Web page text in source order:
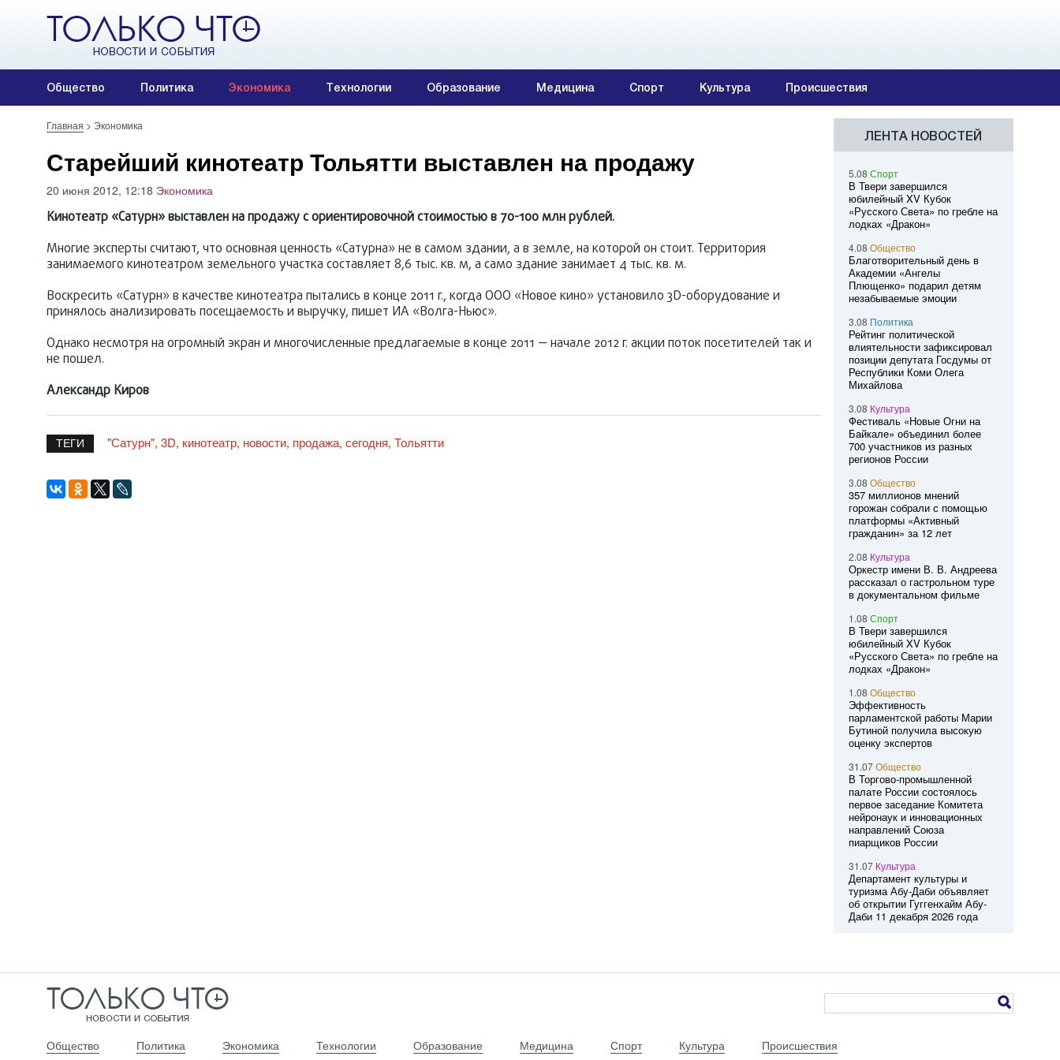
Общество Политика Экономика Технологии Образование Медицина Спорт Культура Происшествия
Главная > Экономика
Старейший кинотеатр Тольятти выставлен на продажу
20 июня 2012, 12:18 Экономика
Кинотеатр «Сатурн» выставлен на продажу с ориентировочной стоимостью в 70-100 млн рублей.
Многие эксперты считают, что основная ценность «Сатурна» не в самом здании, а в земле, на которой он стоит. Территория
занимаемого кинотеатром земельного участка составляет 8,6 тыс. кв. м, а само здание занимает 4 тыс. кв. м.
Воскресить «Сатурн» в качестве кинотеатра пытались в конце 2011 г., когда ООО «Новое кино» установило 3D-оборудование и
принялось анализировать посещаемость и выручку, пишет ИА «Волга-Ньюс».
Однако несмотря на огромный экран и многочисленные предлагаемые в конце 2011 — начале 2012 г. акции поток посетителей так и
не пошел.
Александр Киров
ТЕГИ "Сатурн", 3D, кинотеатр, новости, продажа, сегодня, Тольятти
ЛЕНТА НОВОСТЕЙ
5.08 Спорт
В Твери завершился
юбилейный XV Кубок
«Русского Света» по гребле на
лодках «Дракон»
4.08 Общество
Благотворительный день в
Академии «Ангелы
Плющенко» подарил детям
незабываемые эмоции
3.08 Политика
Рейтинг политической
влиятельности зафиксировал
позиции депутата Госдумы от
Республики Коми Олега
Михайлова
3.08 Культура
Фестиваль «Новые Огни на
Байкале» объединил более
700 участников из разных
регионов России
3.08 Общество
357 миллионов мнений
горожан собрали с помощью
платформы «Активный
гражданин» за 12 лет
2.08 Культура
Оркестр имени В. В. Андреева
рассказал о гастрольном туре
в документальном фильме
1.08 Спорт
В Твери завершился
юбилейный XV Кубок
«Русского Света» по гребле на
лодках «Дракон»
1.08 Общество
Эффективность
парламентской работы Марии
Бутиной получила высокую
оценку экспертов
31.07Общество
В Торгово-промышленной
палате России состоялось
первое заседание Комитета
нейронаук и инновационных
направлений Союза
пиарщиков России
31.07 Культура
Департамент культуры и
туризма Абу-Даби объявляет
об открытии Гуггенхайм Абу-
Даби 11 декабря 2026 года
Общество Политика Экономика Технологии Образование Медицина Спорт Культура Происшествия